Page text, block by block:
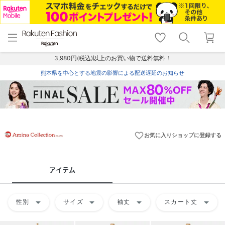
menu home
トップ
shopping_cart lock_outline
ログイン
3,980円(税込)以上のお買い物で送料無料！
熊本県を中心とする地震の影響による配送遅延のお知らせ
favorite_borderお気に入りショップに登録する
アイテム
性別 arrow_drop_down サイズ arrow_drop_down 袖丈 arrow_drop_down スカート丈 arrow_drop_down